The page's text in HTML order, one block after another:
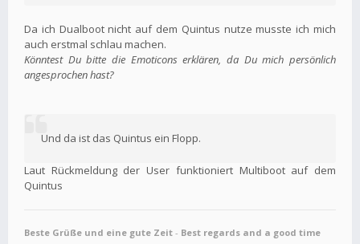
Da ich Dualboot nicht auf dem Quintus nutze musste ich mich
auch erstmal schlau machen.
Könntest Du bitte die Emoticons erklären, da Du mich persönlich
angesprochen hast?
Und da ist das Quintus ein Flopp.
Laut Rückmeldung der User funktioniert Multiboot auf dem
Quintus
Beste Grüße und eine gute Zeit - Best regards and a good time